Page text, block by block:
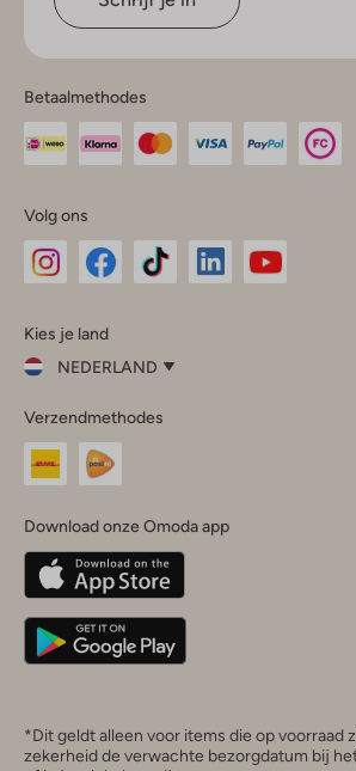
Betaalmethodes
Volg ons
InstagramFacebook
Kies je land
NEDERLAND
je
land
Nederland
Belgique(Français)
Deutschland
Verzendmethodes
Download onze Omoda app
*Dit geldt alleen voor items die op voorraad
zekerheid de verwachte bezorgdatum bij